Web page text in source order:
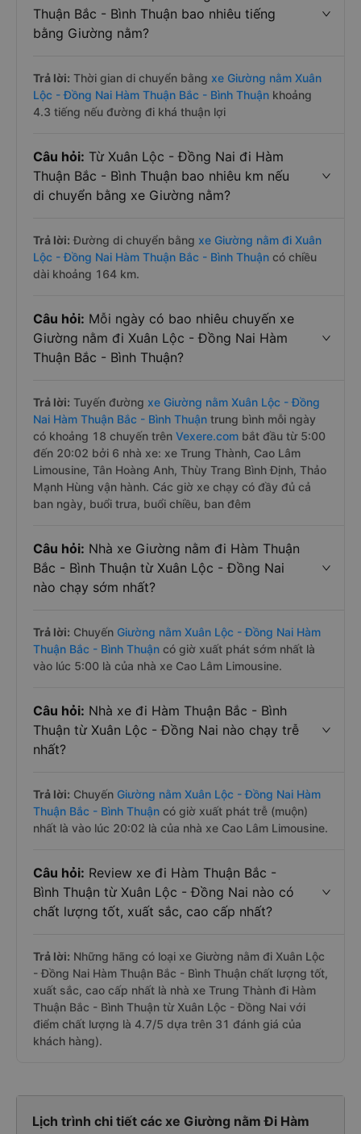
Hàm Thuận Bắc - Bình Thuận hiện nay
Thuận Bắc - Bình Thuận bao nhiêu tiếng
bằng Giường nằm?
Lộc - Đồng Nai Hàm Thuận Bắc - Bình Thuậnkhoảng
4.3 tiếng nếu đường đi khá thuận lợi
Thuận Bắc - Bình Thuận bao nhiêu km nếu
di chuyển bằng xe Giường nằm?
Lộc - Đồng Nai Hàm Thuận Bắc - Bình Thuậncó chiều
dài khoảng 164 km.
Giường nằm đi Xuân Lộc - Đồng Nai Hàm
Thuận Bắc - Bình Thuận?
Trả lời:Tuyến đườngxe Giường nằm Xuân Lộc - Đồng
Nai Hàm Thuận Bắc - Bình Thuận trung bình mỗi ngày
có khoảng 18 chuyến trên Vexere.com bắt đầu từ 5:00
đến 20:02 bởi 6 nhà xe: xe Trung Thành, Cao Lâm
Mạnh Hùng vận hành. Các giờ xe chạy có đầy đủ cả
ban ngày, buổi trưa, buổi chiều, ban đêm
Bắc - Bình Thuận từ Xuân Lộc - Đồng Nai
nào chạy sớm nhất?
Thuận Bắc - Bình Thuậncó giờ xuất phát sớm nhất là
vào lúc 5:00 là của nhà xe Cao Lâm Limousine.
Thuận từ Xuân Lộc - Đồng Nai nào chạy trễ
nhất?
Thuận Bắc - Bình Thuậncó giờ xuất phát trễ (muộn)
nhất là vào lúc 20:02 là của nhà xe Cao Lâm Limousine.
Bình Thuận từ Xuân Lộc - Đồng Nai nào có
chất lượng tốt, xuất sắc, cao cấp nhất?
Trả lời: Những hãng có loại xe Giường nằm đi Xuân Lộc
- Đồng Nai Hàm Thuận Bắc - Bình Thuận chất lượng tốt,
xuất sắc, cao cấp nhất là nhà xe Trung Thành đi Hàm
khách hàng).